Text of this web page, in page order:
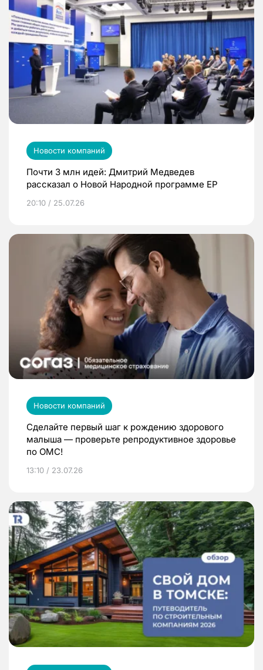
Новости компаний
Почти 3 млн идей: Дмитрий Медведев
рассказал о Новой Народной программе ЕР
20:10 / 25.07.26
Новости компаний
Сделайте первый шаг к рождению здорового
малыша — проверьте репродуктивное здоровье
по ОМС!
13:10 / 23.07.26